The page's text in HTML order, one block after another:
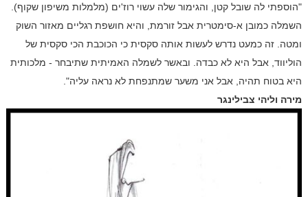
"הוספתי לה שובל קטן, והגימור שלה עשוי רוז'ים (מלמלות משיפון שקוף).
השמלה כמובן א-סימטרית אבל זורמת, והיא חושפת רגליים מאזור השוק
ומטה. זה כמעט נדרש לעשות אותה סקסית כי הכוכבת הכי סקסית של
הוליווד, אבל היא לא כבדה. ובאשר לשמלה האמיתית שתיבחר - מלכותית
היא בטוח תהיה, אבל אני משער שמתנפחת לא נראה עליה".
מירה וליהי צבילינגר